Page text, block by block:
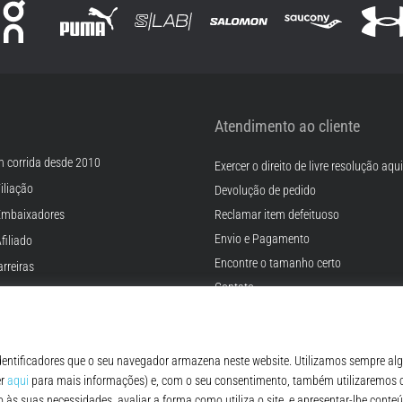
corrida desde 2010
Atendimento ao cliente
Exercer o direito de livre resolução aqui
Devolução de pedido
Reclamar item defeituoso
Envio e Pagamento
Encontre o tamanho certo
Contato